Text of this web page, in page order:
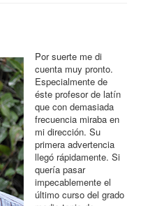
Por suerte me di
cuenta muy pronto.
Especialmente de
éste profesor de latín
que con demasiada
frecuencia miraba en
mi dirección. Su
primera advertencia
llegó rápidamente. Si
quería pasar
impecablemente el
último curso del grado